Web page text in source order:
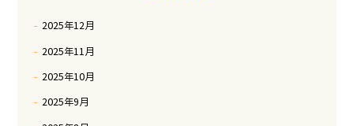
2025年12月
2025年11月
2025年10月
2025年9月